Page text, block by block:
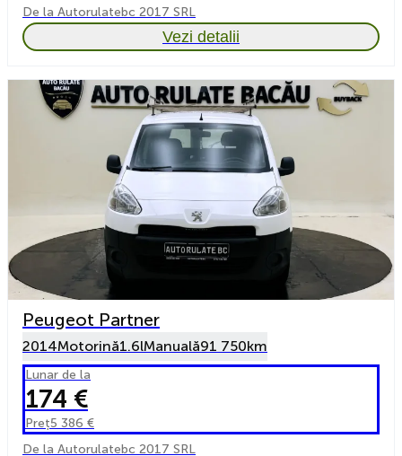
De la Autorulatebc 2017 SRL
Vezi detalii
Peugeot Partner
2014Motorină1.6lManuală91 750km
Lunar de la
174 €
Preț5 386 €
De la Autorulatebc 2017 SRL